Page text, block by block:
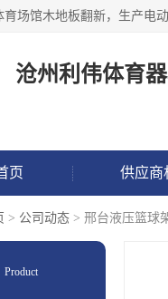
沧州利伟体育
页 供应商
> 公司动态 > 邢台液压篮球
Product